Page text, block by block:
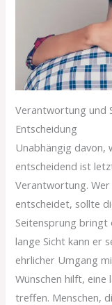
Verantwortung und
Entscheidung
Unabhängig davon,
entscheidend ist
Verantwortung.
entscheidet, sollte
Seitensprung
lange Sicht kann er
ehrlicher Umgang
Wünschen hilft, eine
treffen. Menschen,